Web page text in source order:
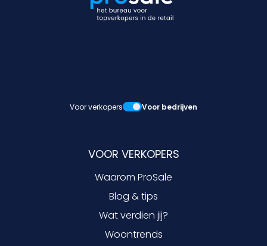
Voor verkopers Voor bedrijven
VOOR VERKOPERS
Waarom ProSale
Blog & tips
Wat verdien jij?
Woontrends